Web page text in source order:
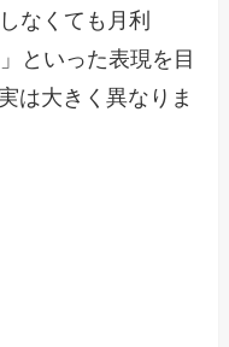
なくても月利
といった表現を目
は大きく異なりま